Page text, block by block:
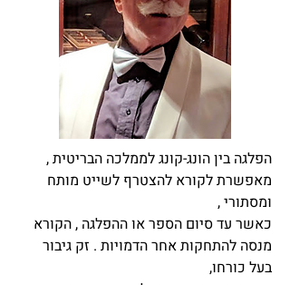
הפלגה בין הונג-קונג לממלכה הבריטית ,
מאפשרת לקורא להצטרף לשייט מותח
ומסתורי ,
כאשר עד סיום הספר או ההפלגה , הקורא
מנסה להתחקות אחר הדמויות . זק גיבור
בעל כורחו,